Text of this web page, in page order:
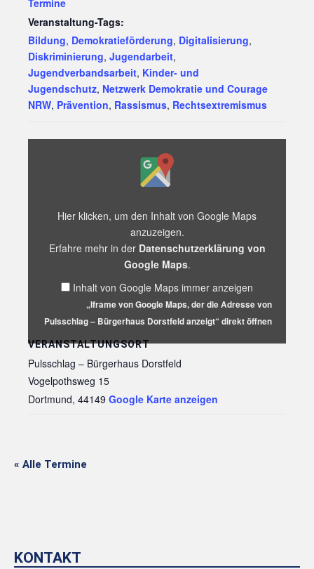
Termine
Veranstaltung-Tags:
Bildung, Demokratieförderung, Digitalisierung,
Diskriminierung, Jugendarbeit,
Jugendverbandsarbeit, Kinder- und
Jugendschutz, Netzwerk Demokratie und Courage
NRW, Prävention, Rassismus, Rechtsextremismus
VERANSTALTUNGSORT
Pulsschlag – Bürgerhaus Dorstfeld
Vogelpothsweg 15
Dortmund, 44149 Google Karte anzeigen
Adresse
Pulsschlag
Bürgerhaus
Dorstfeld
von
Maps
anzeigen
Hier klicken, um den Inhalt von Google Maps
anzuzeigen.
Erfahre mehr in der Datenschutzerklärung von
Google Maps.
Inhalt von Google Maps immer anzeigen
„Iframe von Google Maps, der die Adresse von
Pulsschlag – Bürgerhaus Dorstfeld anzeigt“ direkt öffnen
« Alle Termine
KONTAKT